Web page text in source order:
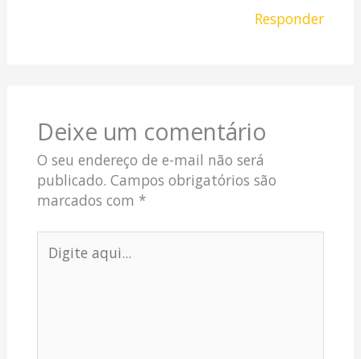
Responder
Deixe um comentário
O seu endereço de e-mail não será
publicado. Campos obrigatórios são
marcados com *
aqui...